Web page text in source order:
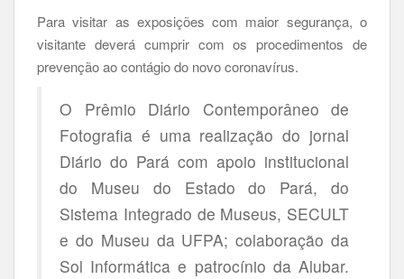
Para visitar as exposições com maior segurança, o
visitante deverá cumprir com os procedimentos de
prevenção ao contágio do novo coronavírus.
O Prêmio Diário Contemporâneo de
Fotografia é uma realização do jornal
Diário do Pará com apoio institucional
do Museu do Estado do Pará, do
Sistema Integrado de Museus, SECULT
e do Museu da UFPA; colaboração da
Sol Informática e patrocínio da Alubar.